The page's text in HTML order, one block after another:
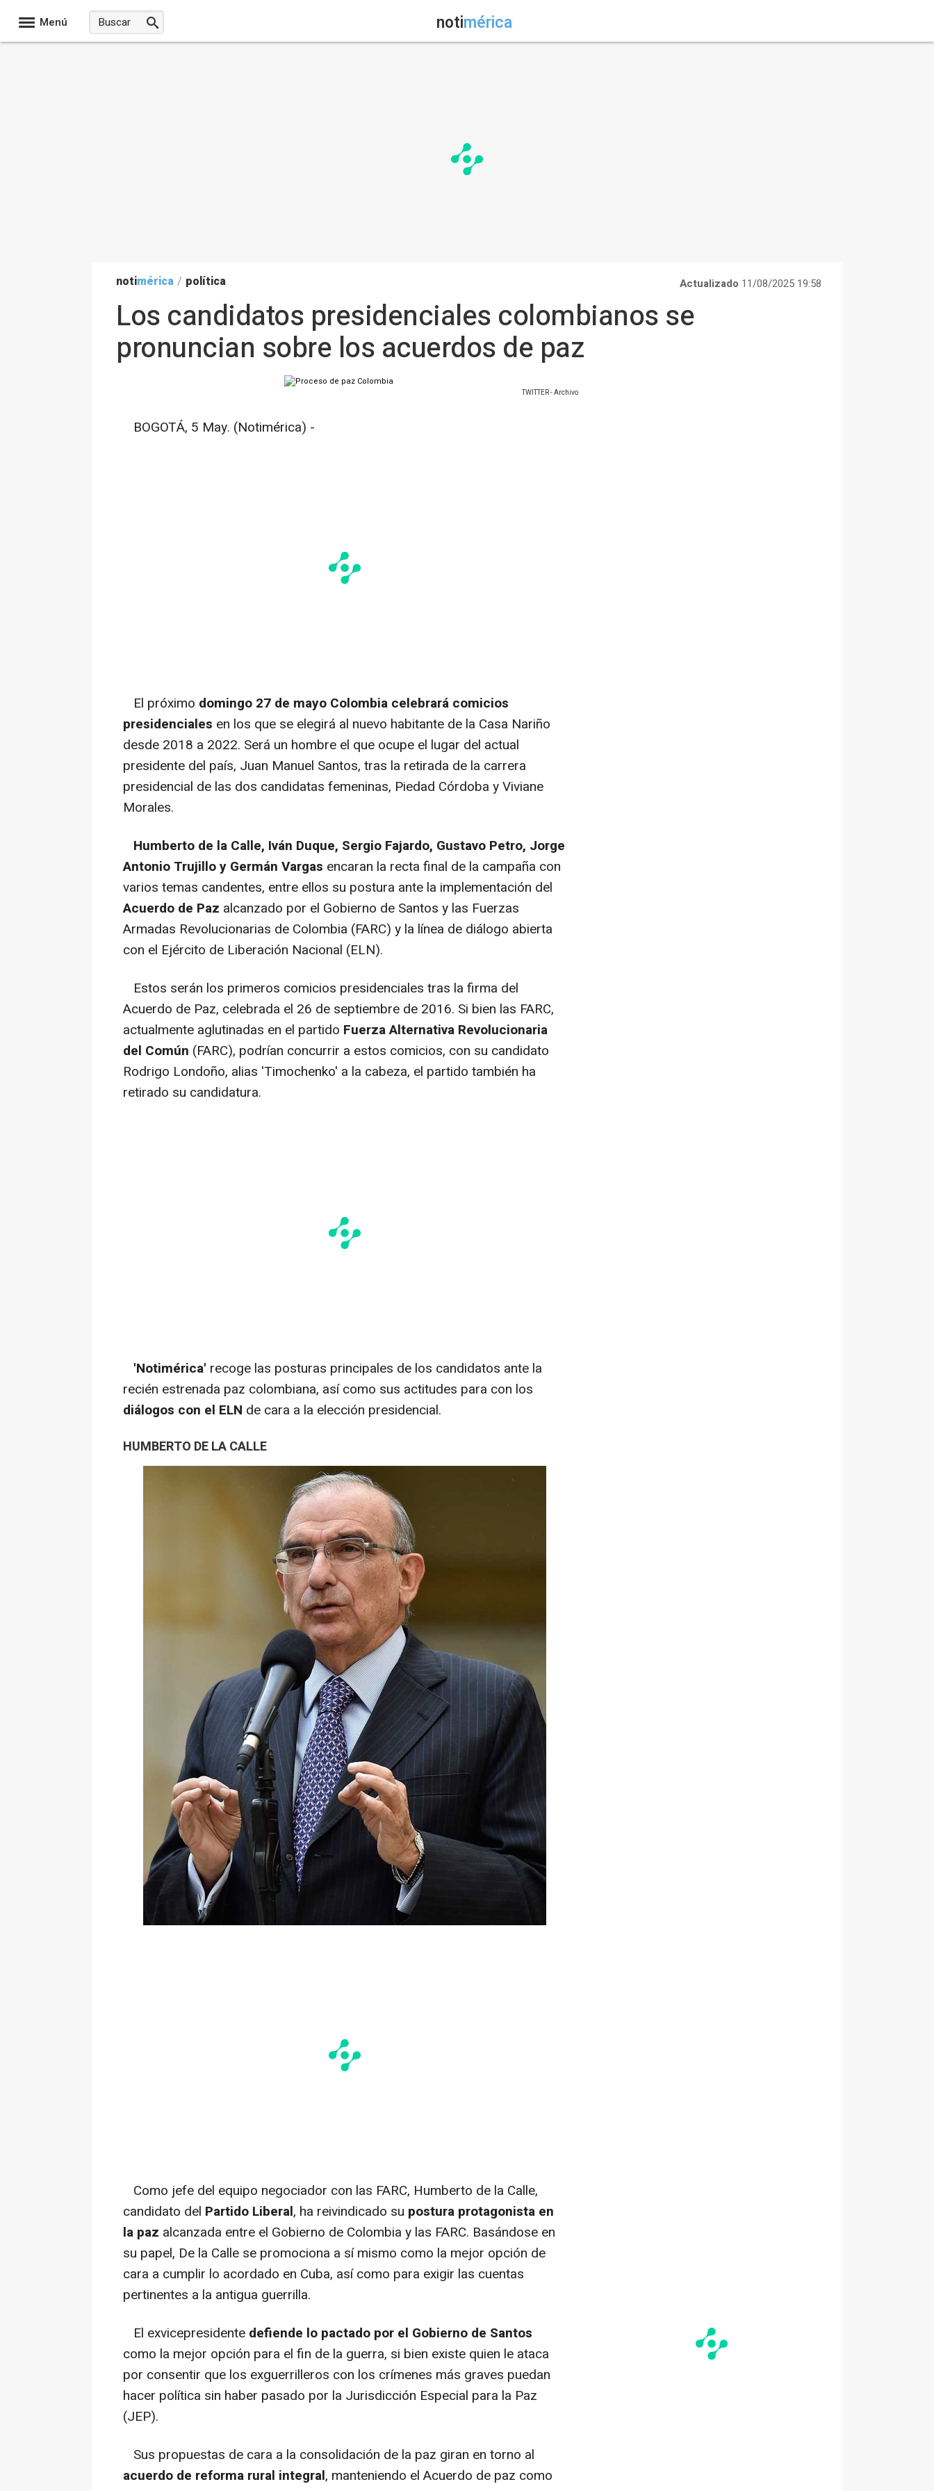
Menú notimérica
notimérica / política Actualizado 11/08/2025 19:58
Los candidatos presidenciales colombianos se
pronuncian sobre los acuerdos de paz
TWITTER - Archivo
BOGOTÁ, 5 May. (Notimérica) -
El próximo domingo 27 de mayo Colombia celebrará comicios
presidenciales en los que se elegirá al nuevo habitante de la Casa Nariño
desde 2018 a 2022. Será un hombre el que ocupe el lugar del actual
presidente del país, Juan Manuel Santos, tras la retirada de la carrera
presidencial de las dos candidatas femeninas, Piedad Córdoba y Viviane
Morales.
Humberto de la Calle, Iván Duque, Sergio Fajardo, Gustavo Petro, Jorge
Antonio Trujillo y Germán Vargas encaran la recta final de la campaña con
varios temas candentes, entre ellos su postura ante la implementación del
Acuerdo de Paz alcanzado por el Gobierno de Santos y las Fuerzas
Armadas Revolucionarias de Colombia (FARC) y la línea de diálogo abierta
con el Ejército de Liberación Nacional (ELN).
Estos serán los primeros comicios presidenciales tras la firma del
Acuerdo de Paz, celebrada el 26 de septiembre de 2016. Si bien las FARC,
actualmente aglutinadas en el partido Fuerza Alternativa Revolucionaria
del Común (FARC), podrían concurrir a estos comicios, con su candidato
Rodrigo Londoño, alias 'Timochenko' a la cabeza, el partido también ha
retirado su candidatura.
'Notimérica' recoge las posturas principales de los candidatos ante la
recién estrenada paz colombiana, así como sus actitudes para con los
diálogos con el ELN de cara a la elección presidencial.
HUMBERTO DE LA CALLE
Como jefe del equipo negociador con las FARC, Humberto de la Calle,
candidato del Partido Liberal, ha reivindicado su postura protagonista en
la paz alcanzada entre el Gobierno de Colombia y las FARC. Basándose en
su papel, De la Calle se promociona a sí mismo como la mejor opción de
cara a cumplir lo acordado en Cuba, así como para exigir las cuentas
pertinentes a la antigua guerrilla.
El exvicepresidente defiende lo pactado por el Gobierno de Santos
como la mejor opción para el fin de la guerra, si bien existe quien le ataca
por consentir que los exguerrilleros con los crímenes más graves puedan
hacer política sin haber pasado por la Jurisdicción Especial para la Paz
(JEP).
Sus propuestas de cara a la consolidación de la paz giran en torno al
acuerdo de reforma rural integral, manteniendo el Acuerdo de paz como